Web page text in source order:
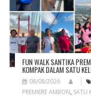
N
FUN WALK SANTIKA
KOMPAK DALAM SATU
08/08/2026
PREMIERE AMBON, SATU